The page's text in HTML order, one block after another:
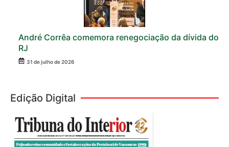
André Corrêa comemora renegociação da dívida do
RJ
31 de julho de 2026
Edição Digital